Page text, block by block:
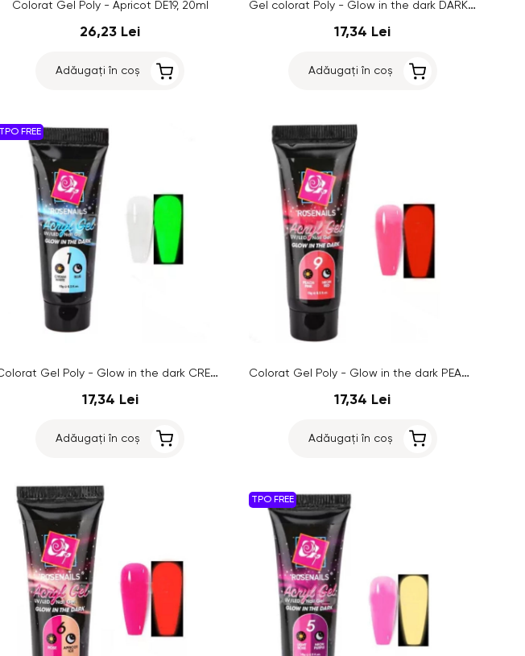
Colorat Gel Poly - Apricot DE19, 20ml
26,23 Lei
Adăugați în coș
Gel colorat Poly - Glow in the dark DARK ROSE/CREAM YELLOW no.02, 15g
17,34 Lei
Adăugați în coș
TPO FREE
Colorat Gel Poly - Glow in the dark CREAM WHITE/BLUE no.01, 15g
17,34 Lei
Adăugați în coș
Colorat Gel Poly - Glow in the dark PEACH PINK/NEON RED no.9, 15g
17,34 Lei
Adăugați în coș
TPO FREE